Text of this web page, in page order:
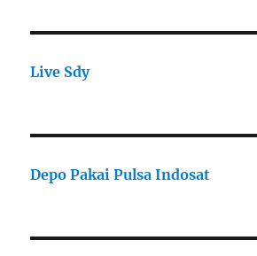
Live Sdy
Depo Pakai Pulsa Indosat